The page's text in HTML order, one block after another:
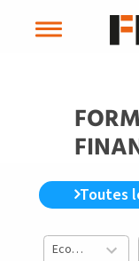
Toutes
Ecoles